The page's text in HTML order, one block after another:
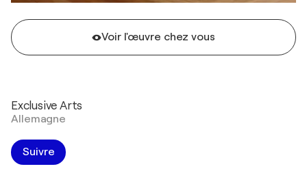
Voir l'œuvre chez vous
Exclusive Arts
Allemagne
Suivre